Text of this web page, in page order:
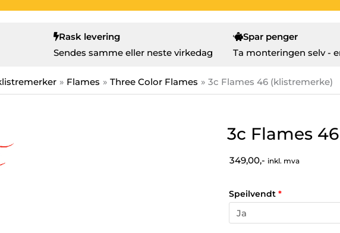
Rask levering
Sendes samme eller neste virkedag
Spar penger
Ta monteringen selv -
Flames Three Color Flames 3c Flames 46 (klistremerke)
3c Flames
349,00,- inkl. mva
Speilvendt *